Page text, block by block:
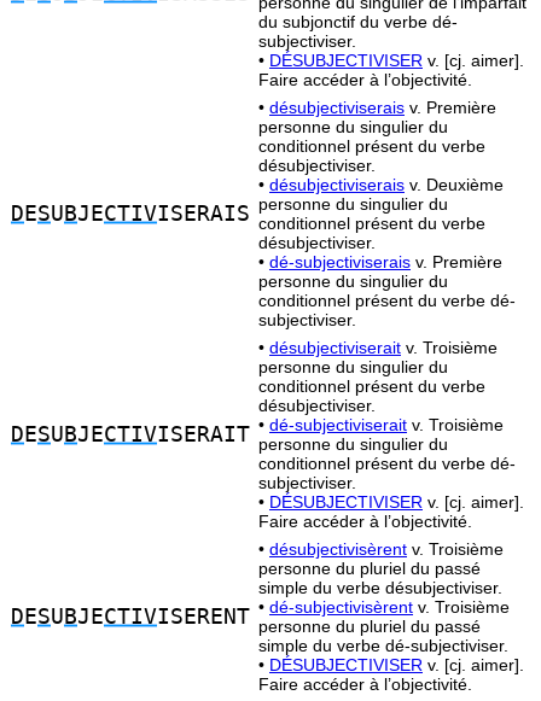
du subjonctif du verbe dé-
subjectiviser.
• DÉSUBJECTIVISER v. [cj. aimer].
Faire accéder à l’objectivité.
D ESU BJECTIVISERAIS
• désubjectiviserais v. Première
personne du singulier du
conditionnel présent du verbe
désubjectiviser.
• désubjectiviserais v. Deuxième
personne du singulier du
conditionnel présent du verbe
désubjectiviser.
• dé-subjectiviserais v. Première
personne du singulier du
conditionnel présent du verbe dé-
subjectiviser.
D ESU BJECTIVISERAIT
• désubjectiviserait v. Troisième
personne du singulier du
conditionnel présent du verbe
désubjectiviser.
• dé-subjectiviserait v. Troisième
personne du singulier du
conditionnel présent du verbe dé-
subjectiviser.
• DÉSUBJECTIVISER v. [cj. aimer].
Faire accéder à l’objectivité.
D ESU BJECTIVISERENT
• désubjectivisèrent v. Troisième
personne du pluriel du passé
simple du verbe désubjectiviser.
• dé-subjectivisèrent v. Troisième
personne du pluriel du passé
simple du verbe dé-subjectiviser.
• DÉSUBJECTIVISER v. [cj. aimer].
Faire accéder à l’objectivité.